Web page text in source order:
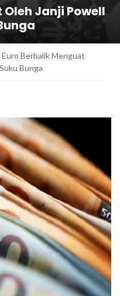
Janji Powell
Euro Berbalik Menguat
Bunga